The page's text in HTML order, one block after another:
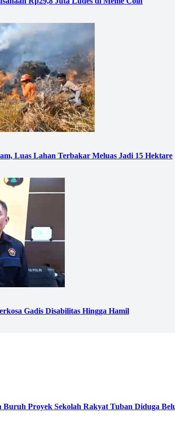
Luas Lahan Terbakar Meluas Jadi 15 Hektare
Gadis Disabilitas Hingga Hamil
Proyek Sekolah Rakyat Tuban Diduga